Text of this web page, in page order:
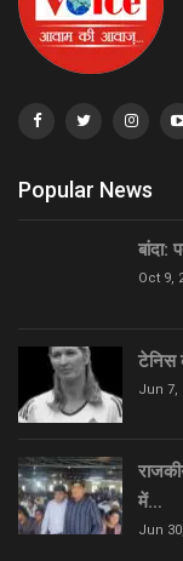
Popular News
बांदा:
Oct 9,
टेनिस
Jun 7,
में…
Jun